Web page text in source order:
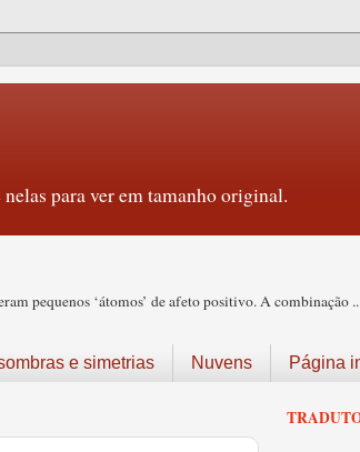
para ver em tamanho original.
pequenos ‘átomos’ de afeto positivo. A combinação
e simetrias Nuvens Página